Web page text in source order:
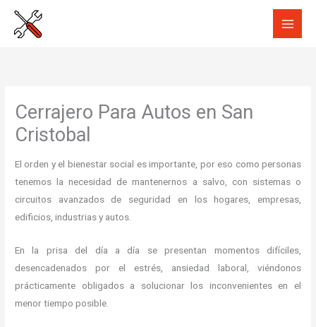
Cerrajero Para Autos en San
Cristobal
El orden y el bienestar social es importante, por eso como personas
tenemos la necesidad de mantenernos a salvo, con sistemas o
circuitos avanzados de seguridad en los hogares, empresas,
edificios, industrias y autos.
En la prisa del día a día se presentan momentos difíciles,
desencadenados por el estrés, ansiedad laboral, viéndonos
prácticamente obligados a solucionar los inconvenientes en el
menor tiempo posible.